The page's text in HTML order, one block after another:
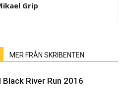
Grip
MER FRÅN SKRIBENTEN
River Run 2016